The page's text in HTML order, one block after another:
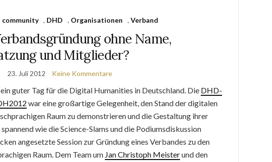
community , DHD , Organisationen , Verband
ohne Name,
und Mitglieder?
23. Juli 2012 Keine Kommentare
guter Tag für die Digital Humanities in Deutschland. Die DHD-
war eine großartige Gelegenheit, den Stand der digitalen
Raum zu demonstrieren und die Gestaltung ihrer
wie die Science-Slams und die Podiumsdiskussion
angesetzte Session zur Gründung eines Verbandes zu den
Raum. Dem Team um Jan Christoph Meisterund den